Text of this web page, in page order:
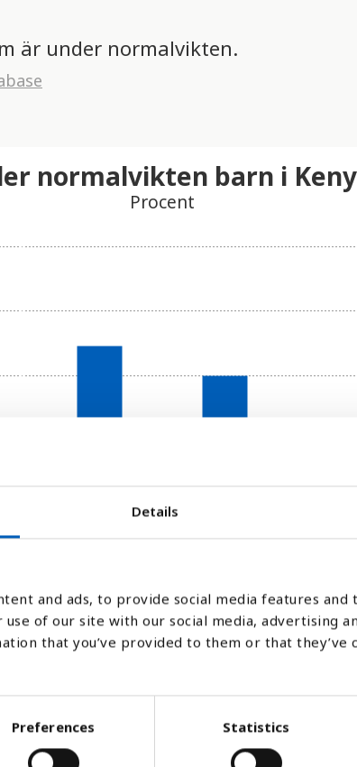
Details
and ads, to provide social media features and
of our site with our social media, advertising
that you’ve provided to them or that they’ve
Preferences Statistics
är under normalvikten.
normalvikten barn i
Procent
Linje Platt